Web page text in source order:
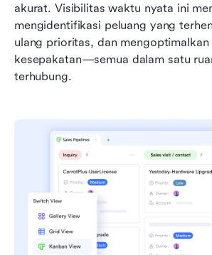
akurat. Visibilitas waktu nyata ini
mengidentifikasi peluang yang
ulang prioritas, dan mengoptimalkan
kesepakatan—semua dalam satu
terhubung.